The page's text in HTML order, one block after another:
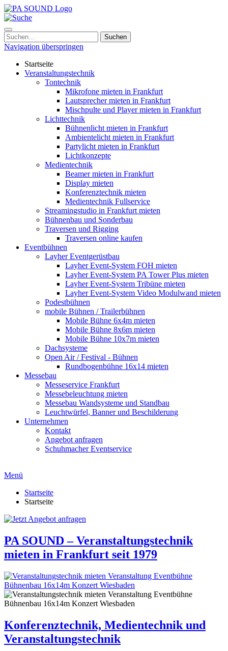
Navigation überspringen
Startseite
Veranstaltungstechnik
Tontechnik
Mikrofone mieten in Frankfurt
Lautsprecher mieten in Frankfurt
Mischpulte und Player mieten in Frankfurt
Lichttechnik
Bühnenlicht mieten in Frankfurt
Ambientelicht mieten in Frankfurt
Partylicht mieten in Frankfurt
Lichtkonzepte
Medientechnik
Beamer mieten in Frankfurt
Display mieten
Konferenztechnik mieten
Medientechnik Fullservice
Streamingstudio in Frankfurt mieten
Bühnenbau und Sonderbau
Traversen und Rigging
Traversen online kaufen
Eventbühnen
Layher Eventgerüstbau
Layher Event-System FOH mieten
Layher Event-System PA Tower Plus mieten
Layher Event-System Tribüne mieten
Layher Event-System Video Modulwand mieten
Podestbühnen
mobile Bühnen / Trailerbühnen
Mobile Bühne 6x4m mieten
Mobile Bühne 8x6m mieten
Mobile Bühne 10x7m mieten
Dachsysteme
Open Air / Festival - Bühnen
Rundbogenbühne 16x14 mieten
Messebau
Messeservice Frankfurt
Messebeleuchtung mieten
Messebau Wandsysteme und Standbau
Leuchtwürfel, Banner und Beschilderung
Unternehmen
Kontakt
Angebot anfragen
Schuhmacher Eventservice
Menü
Startseite
Startseite
PA SOUND – Veranstaltungstechnik
mieten in Frankfurt seit 1979
Konferenztechnik, Medientechnik und
Veranstaltungstechnik